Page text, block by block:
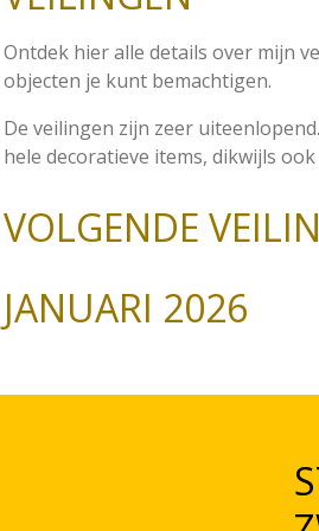
Ontdek hier alle details over mijn
objecten je kunt bemachtigen.
De veilingen zijn zeer
hele decoratieve items, dikwijls
VOLGENDE
JANUARI 2026